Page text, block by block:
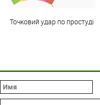
Точковий удар по простуді